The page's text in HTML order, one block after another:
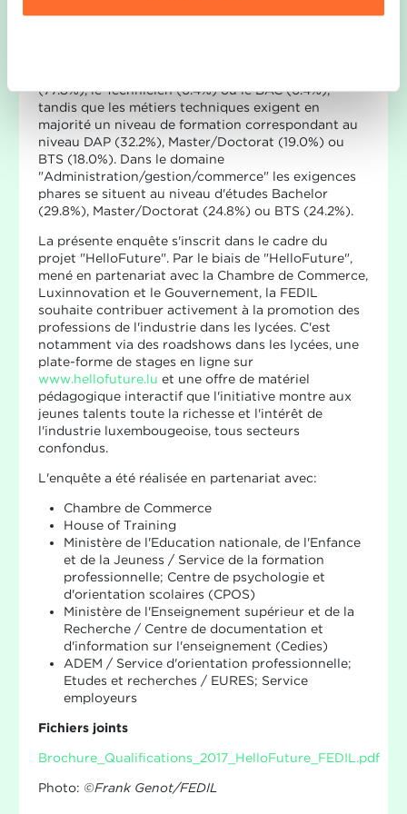
Cookiesund unserer Datenschutzrichtlinie.
(77.8%), le Technicien (6.4%) ou le BAC (6.4%),
tandis que les métiers techniques exigent en
majorité un niveau de formation correspondant au
niveau DAP (32.2%), Master/Doctorat (19.0%) ou
BTS (18.0%). Dans le domaine
"Administration/gestion/commerce" les exigences
phares se situent au niveau d'études Bachelor
(29.8%), Master/Doctorat (24.8%) ou BTS (24.2%).
La présente enquête s'inscrit dans le cadre du
projet "HelloFuture". Par le biais de "HelloFuture",
mené en partenariat avec la Chambre de Commerce,
Luxinnovation et le Gouvernement, la FEDIL
souhaite contribuer activement à la promotion des
professions de l'industrie dans les lycées. C'est
notamment via des roadshows dans les lycées, une
plate-forme de stages en ligne sur
www.hellofuture.lu et une offre de matériel
pédagogique interactif que l'initiative montre aux
jeunes talents toute la richesse et l'intérêt de
l'industrie luxembougeoise, tous secteurs
confondus.
L'enquête a été réalisée en partenariat avec:
Chambre de Commerce
House of Training
Ministère de l'Education nationale, de l'Enfance
et de la Jeuness / Service de la formation
professionnelle; Centre de psychologie et
d'orientation scolaires (CPOS)
Ministère de l'Enseignement supérieur et de la
Recherche / Centre de documentation et
d'information sur l'enseignement (Cedies)
ADEM / Service d'orientation professionnelle;
Etudes et recherches / EURES; Service
employeurs
Fichiers joints
Brochure_Qualifications_2017_HelloFuture_FEDIL.pdf
Photo: ©Frank Genot/FEDIL